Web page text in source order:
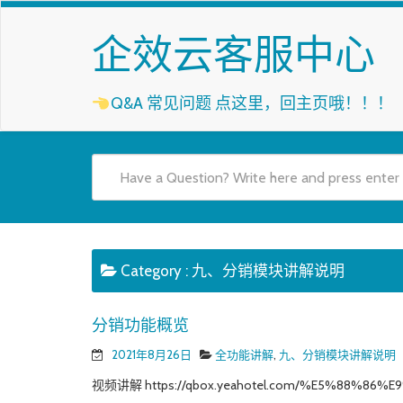
企效云客服中心
Q&A 常见问题 点这里，回主页哦！！！
Category : 九、分销模块讲解说明
分销功能概览
2021年8月26日 全功能讲解, 九、分销模块讲解说明
视频讲解 https://qbox.yeahotel.com/